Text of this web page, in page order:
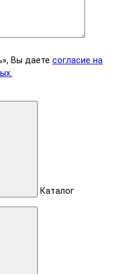
Вы даете согласие на
Каталог